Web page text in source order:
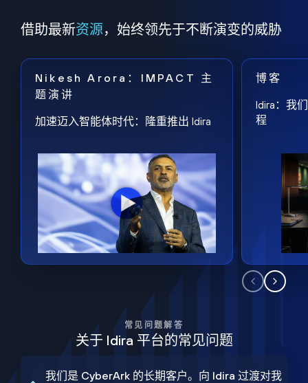
借助最新资源，始终领先于不断演变的威胁
Nikesh Arora：IMPACT 主
题演讲
加速迈入智能体时代：隆重推出 Idira
博客
Idira：我
程
常见问题解答
关于 Idira 平台的常见问题
我们是 CyberArk 的长期客户。向 Idira 过渡对我